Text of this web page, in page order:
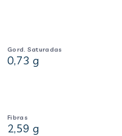
Gord. Saturadas
0,73 g
Fibras
2,59 g